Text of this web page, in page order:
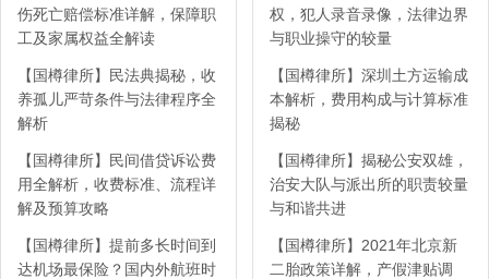
伤死亡赔偿标准详解，保障职
工及家属权益全解读
【国樽律所】民法典揭秘，收
养孤儿严苛条件与法律程序全
解析
【国樽律所】民间借贷诉讼费
用全解析，收费标准、流程详
解及预算攻略
【国樽律所】提前多长时间到
达机场最保险？国内外航班时
权，犯人录音录像，法律边界
与职业操守的较量
【国樽律所】深圳土方运输成
本解析，费用构成与计算标准
揭秘
【国樽律所】揭秘公安双雄，
治安大队与派出所的职责较量
与和谐共进
【国樽律所】2021年北京新
二胎政策详解，产假津贴调